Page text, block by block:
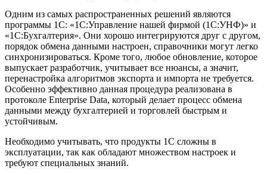
Одним из самых распространенных решений являются
программы 1С: «1С:Управление нашей фирмой (1С:УНФ)» и
«1С:Бухгалтерия». Они хорошо интегрируются друг с другом,
порядок обмена данными настроен, справочники могут легко
синхронизироваться. Кроме того, любое обновление, которое
выпускает разработчик, учитывает все нюансы, а значит,
перенастройка алгоритмов экспорта и импорта не требуется.
Особенно эффективно данная процедура реализована в
протоколе Enterprise Data, который делает процесс обмена
данными между бухгалтерией и торговлей быстрым и
устойчивым.
Необходимо учитывать, что продукты 1С сложны в
эксплуатации, так как обладают множеством настроек и
требуют специальных знаний.